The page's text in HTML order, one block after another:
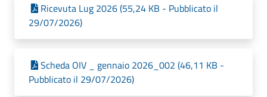
Ricevuta Lug 2026 (55,24 KB - Pubblicato il
29/07/2026)
Scheda OIV _ gennaio 2026_002 (46,11 KB -
Pubblicato il 29/07/2026)